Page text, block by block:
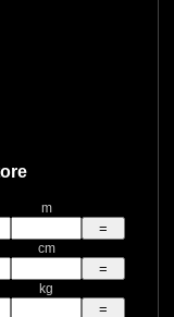
m
cm
kg